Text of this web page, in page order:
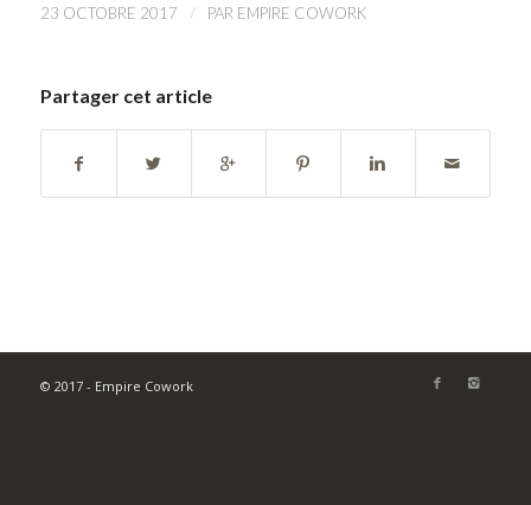
23 OCTOBRE 2017 / PAR EMPIRE COWORK
Partager cet article
© 2017 - Empire Cowork